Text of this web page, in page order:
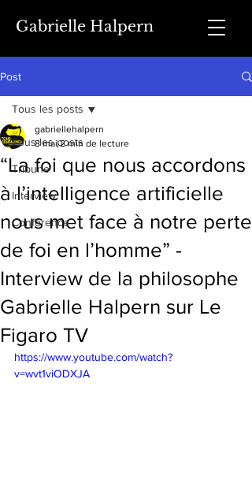
Gabrielle Halpern
Post
Tous les posts
Tribune
Interview
Conférence
Tous les posts
“La foi que nous accordons
à l’intelligence artificielle
nous met face à notre perte
de foi en l’homme” -
Interview de la philosophe
Gabrielle Halpern sur Le
Figaro TV
gabriellehalpern
8 mai 2 min de lecture
https://www.youtube.com/watch?
v=wvt1viODXJA